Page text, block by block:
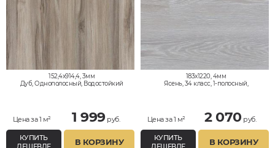
152,4x914,4, 3мм
Дуб, Однополосный, Водостойкий
Цена за 1 м² 1 999руб.
КУПИТЬ
ДЕШЕВЛЕ
В КОРЗИНУ
183x1220, 4мм
Ясень, 34 класс, 1-полосный,
Цена за 1 м² 2 070 руб.
КУПИТЬ
ДЕШЕВЛЕ
В КОРЗИНУ